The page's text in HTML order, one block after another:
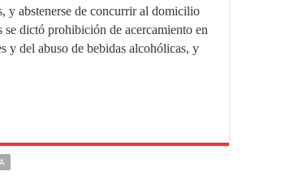
y abstenerse de concurrir al domicilio
dictó prohibición de acercamiento en
y del abuso de bebidas alcohólicas, y